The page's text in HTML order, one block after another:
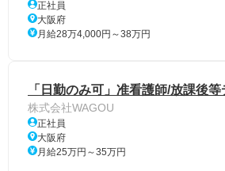
正社員
大阪府
月給28万4,000円～38万円
「日勤のみ可」准看護師/放課後
株式会社WAGOU
正社員
大阪府
月給25万円～35万円